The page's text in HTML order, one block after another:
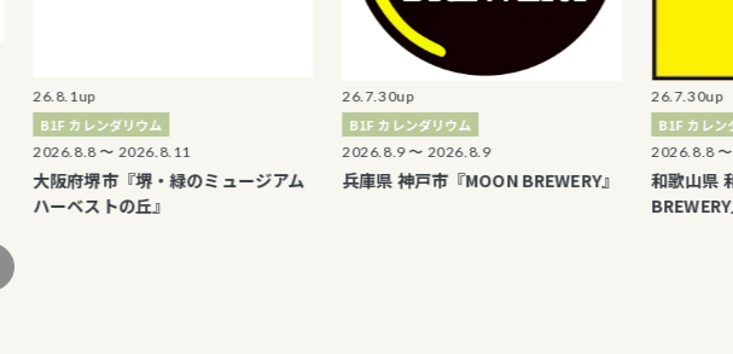
カレンダリウム
〜 2026.8.11
阪府堺市『堺・緑のミュージアム
ーベストの丘』
26.7.30up
B1F カレンダリウム
2026.8.9 〜 2026.8.9
兵庫県 神戸市『MOON BREWERY』
26.7.30up
B1F カレンダリウム
2026.8.8 〜
和歌山県 和歌山
BREWERY』